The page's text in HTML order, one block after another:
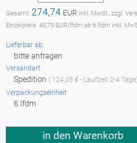
Gesamt: 274,74EUR inkl. MwSt., zzgl.
Einzelpreis: 45,79EUR/lfdm ab 6lfdm inkl.
Lieferbar ab:
bitte anfragen
Versandart
Spedition ( 124,03 € - Laufzeit 2-4
Verpackungseinheit
6 lfdm
in den Warenkorb